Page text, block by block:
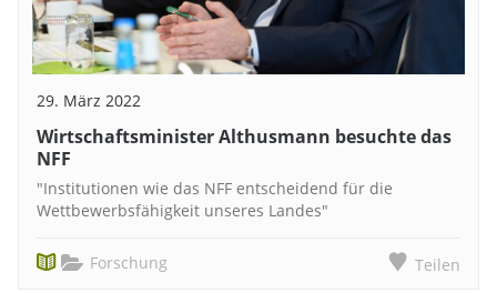
29. März 2022
Wirtschaftsminister Althusmann besuchte das
NFF
"Institutionen wie das NFF entscheidend für die
Wettbewerbsfähigkeit unseres Landes"
Forschung Teilen